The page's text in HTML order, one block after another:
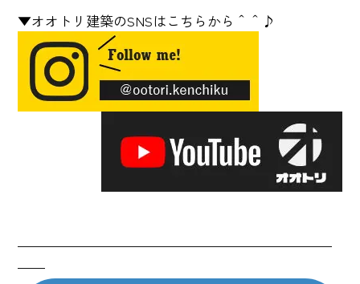
▼オオトリ建築のSNSはこちらから＾＾♪
———————————————————————
——